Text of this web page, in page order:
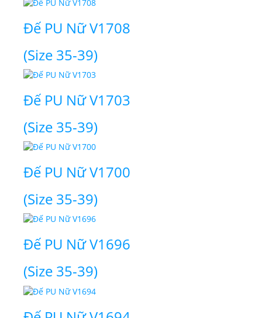
Đế PU Nữ V1708
(Size 35-39)
Đế PU Nữ V1703
(Size 35-39)
Đế PU Nữ V1700
(Size 35-39)
Đế PU Nữ V1696
(Size 35-39)